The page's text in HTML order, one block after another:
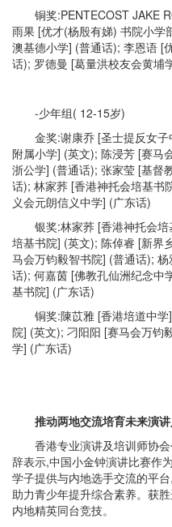
铜奖:PENTECOST JAKE
雨果 [优才(杨殷有娣) 书院小学
澳基德小学] (普通话); 李恩语 [
话); 罗德曼 [葛量洪校友会黄埔
-少年组( 12-15岁)
金奖:谢康乔 [圣士提反女
附属小学] (英文); 陈浸芳 [赛马
浙公学] (普通话); 张家莹 [基督
话); 林家荞 [香港神托会培基书
义会元朗信义中学] (广东话)
银奖:林家荞 [香港神托会
培基书院] (英文); 陈倬睿 [新界
马会万钧毅智书院] (普通话);
话); 何嘉茵 [佛教孔仙洲纪念中
基书院] (广东话)
铜奖:陳苡雅 [香港培道中
院] (英文); 刁阳阳 [赛马会万钧
学] (广东话)
推动两地交流培育未来演
香港专业演讲及培训师协
辞表示,中国小金钟演讲比赛作
学子提供与内地选手交流的平
助力青少年提升综合素养。获
内地精英同台竞技。